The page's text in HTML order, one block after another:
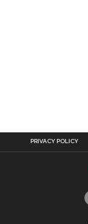
PRIVACY POLICY